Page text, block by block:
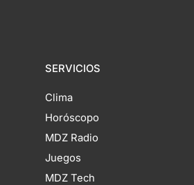
SERVICIOS
Clima
Horóscopo
MDZ Radio
Juegos
MDZ Tech